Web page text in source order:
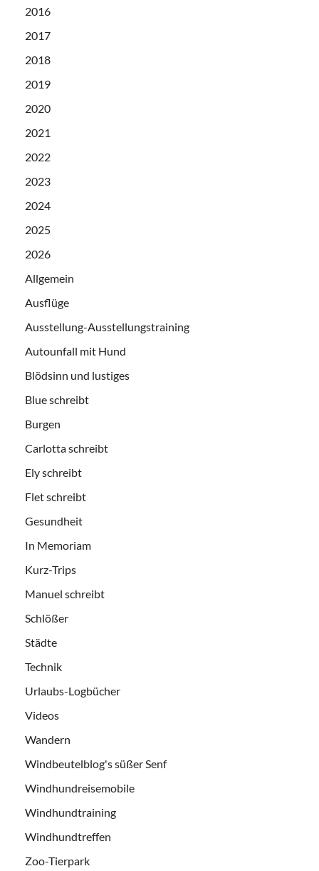
2016
2017
2018
2019
2020
2021
2022
2023
2024
2025
2026
Allgemein
Ausflüge
Ausstellung-Ausstellungstraining
Autounfall mit Hund
Blödsinn und lustiges
Blue schreibt
Burgen
Carlotta schreibt
Ely schreibt
Flet schreibt
Gesundheit
In Memoriam
Kurz-Trips
Manuel schreibt
Schlößer
Städte
Technik
Urlaubs-Logbücher
Videos
Wandern
Windbeutelblog's süßer Senf
Windhundreisemobile
Windhundtraining
Windhundtreffen
Zoo-Tierpark